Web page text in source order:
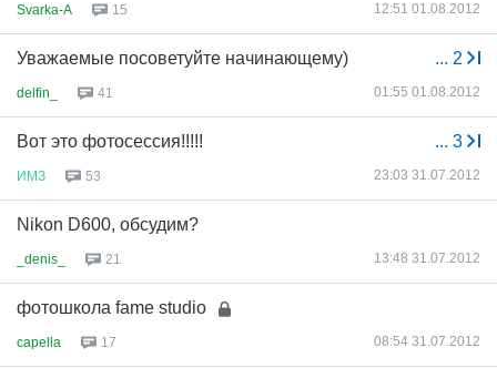
Svarka-A 15 12:51 01.08.2012
... 2
Уважаемые посоветуйте начинающему)
delfin_ 41 01:55 01.08.2012
... 3
Вот это фотосессия!!!!!
ИМЗ 53 23:03 31.07.2012
Nikon D600, обсудим?
_denis_ 21 13:48 31.07.2012
фотошкола fame studio
capella 17 08:54 31.07.2012